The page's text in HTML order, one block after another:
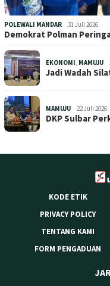
POLEWALI MANDAR 31 Juli 2026
Demokrat Polman
EKONOMI, MAMUJU
Jadi Wadah
MAMUJU 22 Juli 2026
DKP Sulbar
KODE ETIK
PRIVACY POLICY
TENTANG KAMI
FORM PENGADUAN